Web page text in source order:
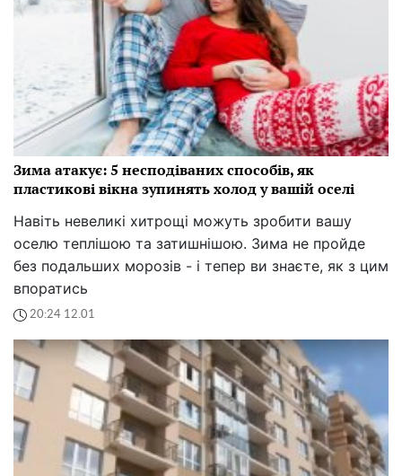
Зима атакує: 5 несподіваних способів, як
пластикові вікна зупинять холод у вашій оселі
Навіть невеликі хитрощі можуть зробити вашу
оселю теплішою та затишнішою. Зима не пройде
без подальших морозів - і тепер ви знаєте, як з цим
впоратись
20:24 12.01